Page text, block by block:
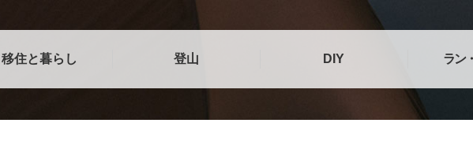
移住と暮らし 登山 DIY ラン